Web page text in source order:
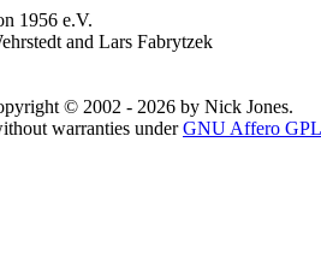
1956 e.V.
and Lars Fabrytzek
© 2002 - 2026 by Nick Jones.
warranties underGNU Affero GPL